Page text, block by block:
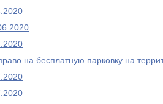
на бесплатную парковку на